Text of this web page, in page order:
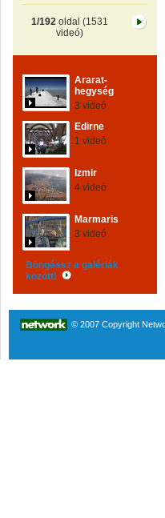
1/192 oldal (1531
videó)
Ararat-
hegység
3 videó
Edirne
1 videó
Izmir
4 videó
Marmaris
3 videó
Böngéssz a galériák
között!
© 2007 Copyright